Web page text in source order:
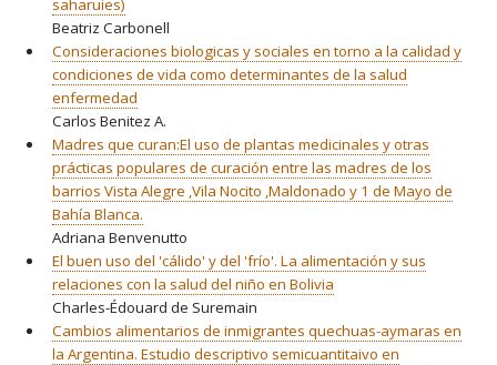
saharuies)
Beatriz Carbonell
Consideraciones biologicas y sociales en torno a la calidad y
condiciones de vida como determinantes de la salud
enfermedad
Carlos Benitez A.
Madres que curan:El uso de plantas medicinales y otras
prácticas populares de curación entre las madres de los
barrios Vista Alegre ,Vila Nocito ,Maldonado y 1 de Mayo de
Bahía Blanca.
Adriana Benvenutto
El buen uso del 'cálido' y del 'frío'. La alimentación y sus
relaciones con la salud del niño en Bolivia
Charles-Édouard de Suremain
Cambios alimentarios de inmigrantes quechuas-aymaras en
la Argentina. Estudio descriptivo semicuantitaivo en